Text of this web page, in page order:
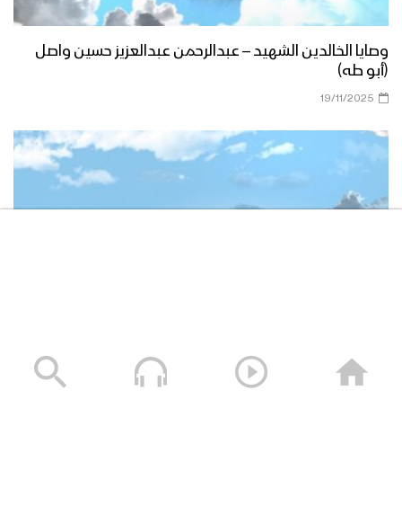
وصايا الخالدين الشهيد – عبدالرحمن عبدالعزيز حسين واصل
(أبو طه)
19/11/2025
وصايا الخالدين الشهيد – صالح عبدالله صالح جوين (أبو خليل)